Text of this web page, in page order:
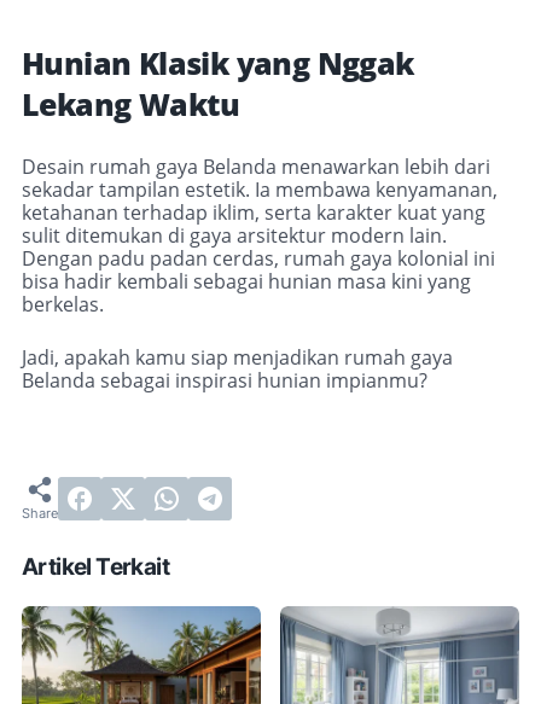
Hunian Klasik yang Nggak
Lekang Waktu
Desain rumah gaya Belanda menawarkan lebih dari
sekadar tampilan estetik. Ia membawa kenyamanan,
ketahanan terhadap iklim, serta karakter kuat yang
sulit ditemukan di gaya arsitektur modern lain.
Dengan padu padan cerdas, rumah gaya kolonial ini
bisa hadir kembali sebagai hunian masa kini yang
berkelas.
Jadi, apakah kamu siap menjadikan rumah gaya
Belanda sebagai inspirasi hunian impianmu?
Artikel Terkait